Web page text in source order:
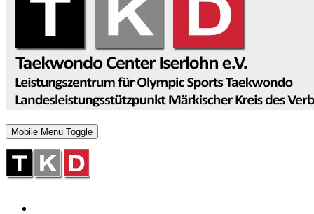
Mobile Menu Toggle